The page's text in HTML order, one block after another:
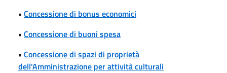
• Concessione di bonus economici
• Concessione di buoni spesa
• Concessione di spazi di proprietà
dell'Amministrazione per attività culturali